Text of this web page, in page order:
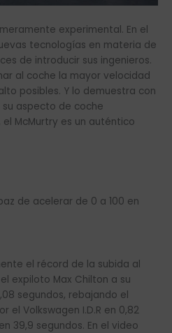
experimental. En el
tecnologías en materia de
de introducir sus ingenieros.
al coche la mayor velocidad
posibles. Y lo demuestra con
su aspecto de coche
McMurtry es un auténtico
de acelerar de 0 a 100 en
el récord de la subida al
expiloto Max Chilton a su
segundos, rebajando el
el Volkswagen I.D.R en 0,82
39,9 segundos. En el video